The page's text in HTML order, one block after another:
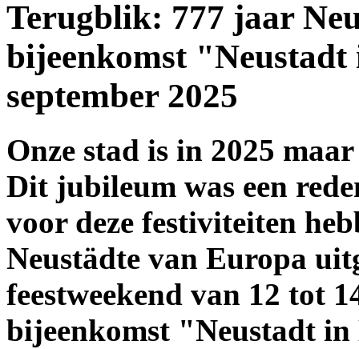
Terugblik: 777 jaar
bijeenkomst
september 2025
Onze stad is in 2025
Dit jubileum was een
voor deze festiviteiten
Neustädte van Europa
feestweekend van 12 tot
bijeenkomst "Neustadt